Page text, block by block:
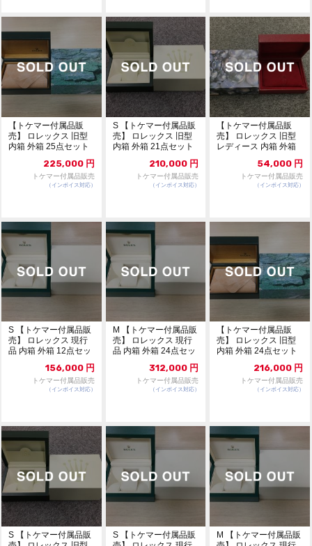
【トケマー付属品販
売】 ロレックス 旧型
内箱 外箱 25点セット
225,000 円
トケマー付属品販売
（インボイス対応）
S 【トケマー付属品販
売】 ロレックス 旧型
内箱 外箱 21点セット
210,000 円
トケマー付属品販売
（インボイス対応）
【トケマー付属品販
売】 ロレックス 旧型
レディース 内箱 外箱
54,000 円
トケマー付属品販売
（インボイス対応）
S 【トケマー付属品販
売】 ロレックス 現行
品 内箱 外箱 12点セッ
156,000 円
トケマー付属品販売
（インボイス対応）
M 【トケマー付属品販
売】 ロレックス 現行
品 内箱 外箱 24点セッ
312,000 円
トケマー付属品販売
（インボイス対応）
【トケマー付属品販
売】 ロレックス 旧型
内箱 外箱 24点セット
216,000 円
トケマー付属品販売
（インボイス対応）
S 【トケマー付属品販
S 【トケマー付属品販
M 【トケマー付属品販